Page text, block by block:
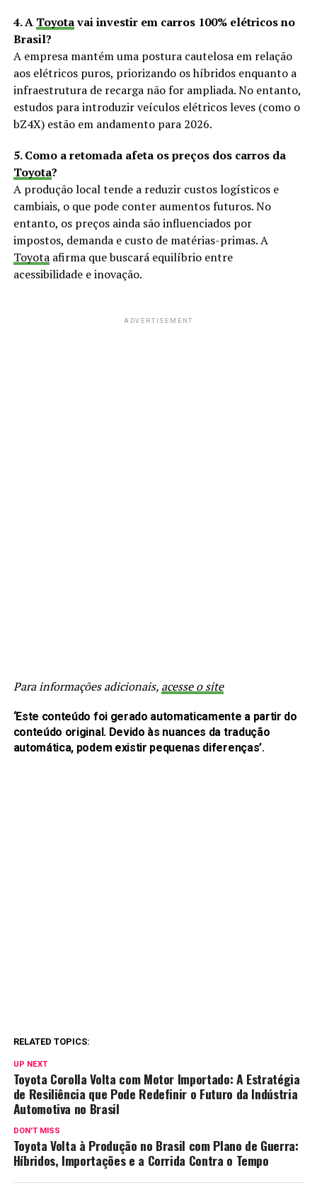
4. A Toyotavai investir em carros 100% elétricos no
Brasil?
A empresa mantém uma postura cautelosa em relação
aos elétricos puros, priorizando os híbridos enquanto a
infraestrutura de recarga não for ampliada. No entanto,
estudos para introduzir veículos elétricos leves (como o
bZ4X) estão em andamento para 2026.
5. Como a retomada afeta os preços dos carros da
Toyota?
A produção local tende a reduzir custos logísticos e
cambiais, o que pode conter aumentos futuros. No
entanto, os preços ainda são influenciados por
impostos, demanda e custo de matérias-primas. A
Toyotaafirma que buscará equilíbrio entre
acessibilidade e inovação.
ADVERTISEMENT
Para informações adicionais, acesse o site
‘Este conteúdo foi gerado automaticamente a partir do
conteúdo original. Devido às nuances da tradução
automática, podem existir pequenas diferenças’.
RELATED TOPICS:
UP NEXT
Toyota Corolla Volta com Motor Importado: A Estratégia
de Resiliência que Pode Redefinir o Futuro da Indústria
Automotiva no Brasil
DON'T MISS
Toyota Volta à Produção no Brasil com Plano de Guerra:
Híbridos, Importações e a Corrida Contra o Tempo